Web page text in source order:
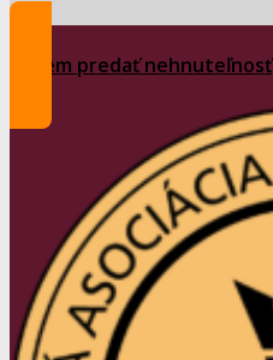
Chcem predať nehnuteľnosť